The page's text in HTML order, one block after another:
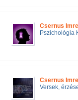
Csernus
Pszichológia
Csernus Imre
Versek,